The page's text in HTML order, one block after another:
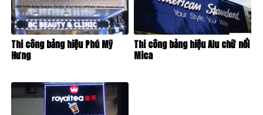
Thi công bảng hiệu Phú Mỹ
Hưng
Thi công bảng hiệu Alu chữ nổi
Mica